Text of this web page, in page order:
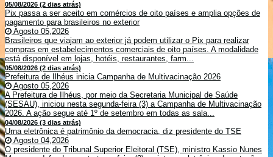
05/08/2026 (2 dias atrás)
Pix passa a ser aceito em comércios de oito países e amplia opções de
pagamento para brasileiros no exterior
Agosto 05,2026
Brasileiros que viajam ao exterior já podem utilizar o Pix para realizar
compras em estabelecimentos comerciais de oito países. A modalidade
está disponível em lojas, hotéis, restaurantes, farm...
05/08/2026 (2 dias atrás)
Prefeitura de Ilhéus inicia Campanha de Multivacinação 2026
Agosto 05,2026
A Prefeitura de Ilhéus, por meio da Secretaria Municipal de Saúde
(SESAU), iniciou nesta segunda-feira (3) a Campanha de Multivacinação
2026. A ação segue até 1º de setembro em todas as sala...
04/08/2026 (3 dias atrás)
Urna eletrônica é patrimônio da democracia, diz presidente do TSE
Agosto 04,2026
O presidente do Tribunal Superior Eleitoral (TSE), ministro Kassio Nunes